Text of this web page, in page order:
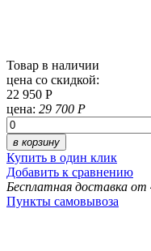
Товар в наличии
цена со скидкой:
22 950 Р
цена: 29 700 Р
в корзину
Купить в один клик
Добавить к сравнению
Бесплатная доставка от
Пункты самовывоза